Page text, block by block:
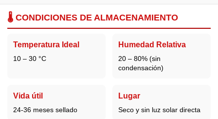
🌡️ CONDICIONES DE ALMACENAMIENTO
Temperatura Ideal
10 – 30 °C
Humedad Relativa
20 – 80% (sin
condensación)
Vida útil
24-36 meses sellado
Lugar
Seco y sin luz solar directa